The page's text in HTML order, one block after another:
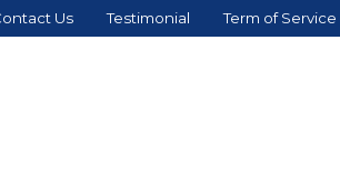
Us Testimonial Term of Service